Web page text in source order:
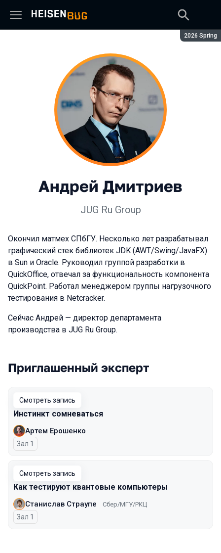
Сезон:
2026 Spring
Андрей Дмитриев
JUG Ru Group
Окончил матмех СПбГУ. Несколько лет разрабатывал
графический стек библиотек JDK (AWT/Swing/JavaFX)
в Sun и Oracle. Руководил группой разработки в
QuickOffice, отвечал за функциональность компонента
QuickPoint. Работал менеджером группы нагрузочного
тестирования в Netсracker.
Сейчас Андрей — директор департамента
производства в JUG Ru Group.
Выступления в сезоне 2026 Spring
Приглашенный эксперт
Смотреть запись
Инстинкт сомневаться
Артем Ерошенко
Зал 1
Смотреть запись
Как тестируют квантовые компьютеры
Станислав Страупе Сбер/МГУ/РКЦ
Зал 1